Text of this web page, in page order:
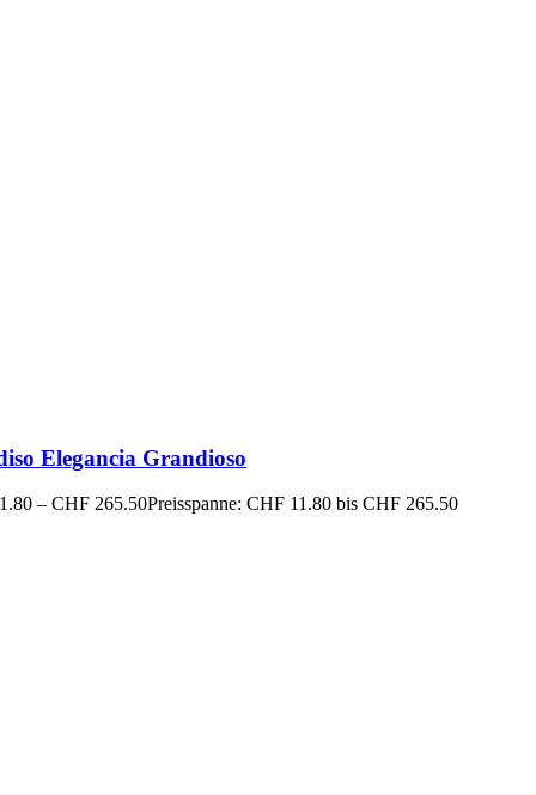
Elegancia Grandioso
– CHF 265.50Preisspanne: CHF 11.80 bis CHF 265.50